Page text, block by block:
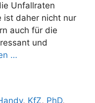
Unfallraten
ist daher nicht nur
auch für die
und
…
, KfZ, PhD,